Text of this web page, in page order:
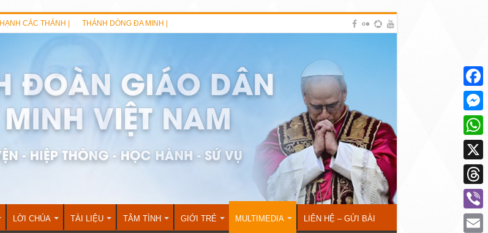
HẠNH CÁC THÁNH | THÁNH DÒNG ĐA MINH |
LỜI CHÚA TÀI LIỆU TÂM TÌNH GIỚI TRẺ MULTIMEDIA LIÊN HỆ – GỬI BÀI
X
Viber